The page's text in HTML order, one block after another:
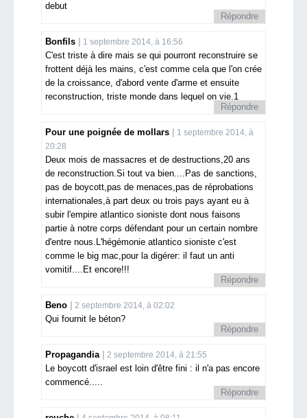
debut
Répondre
Bonfils 1 septembre 2014, à 16:56
C'est triste à dire mais se qui pourront reconstruire se
frottent déjà les mains, c'est comme cela que l'on crée
de la croissance, d'abord vente d'arme et ensuite
reconstruction, triste monde dans lequel on vie.1
Répondre
Pour une poignée de mollars
1 septembre 2014, à
20:28
Deux mois de massacres et de destructions,20 ans
de reconstruction.Si tout va bien....Pas de sanctions,
pas de boycott,pas de menaces,pas de réprobations
internationales,à part deux ou trois pays ayant eu à
subir l'empire atlantico sioniste dont nous faisons
partie à notre corps défendant pour un certain nombre
d'entre nous.L'hégémonie atlantico sioniste c'est
comme le big mac,pour la digérer: il faut un anti
vomitif....Et encore!!!
Répondre
Beno 2 septembre 2014, à 02:02
Qui fournit le béton?
Répondre
Propagandia 2 septembre 2014, à 21:55
Le boycott d'israel est loin d'être fini : il n'a pas encore
commencé.....
Répondre